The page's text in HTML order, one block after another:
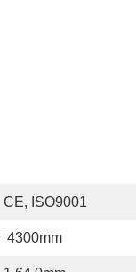
CE, ISO9001
4300mm